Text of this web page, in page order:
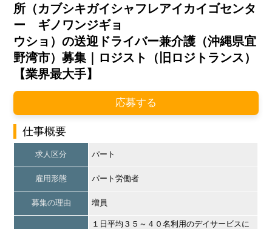
所（カブシキガイシャフレアイカイゴセンタ
ー ギノワンジギョ
ウショ）の送迎ドライバー兼介護（沖縄県宜
野湾市）募集｜ロジスト（旧ロジトランス）
【業界最大手】
応募する
仕事概要
求人区分 パート
雇用形態 パート労働者
募集の理由 増員
１日平均３５～４０名利用のデイサービスに